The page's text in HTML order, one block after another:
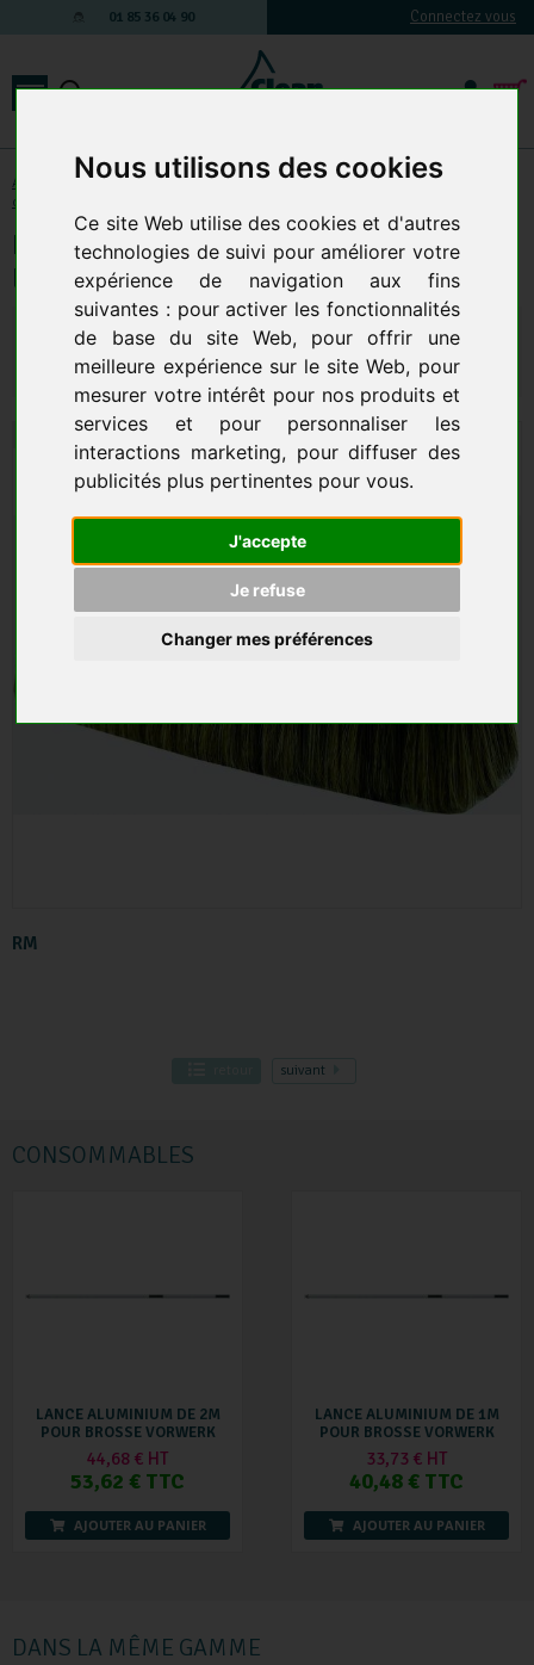
Nous utilisons des cookies
Ce site Web utilise des cookies et d'autres
technologies de suivi pour améliorer votre
expérience de navigation aux fins
suivantes : pour activer les fonctionnalités
de base du site Web, pour offrir une
meilleure expérience sur le site Web, pour
mesurer votre intérêt pour nos produits et
services et pour personnaliser les
interactions marketing, pour diffuser des
publicités plus pertinentes pour vous.
J'accepte
Je refuse
Changer mes préférences
01 85 36 04 90 Connectez vous
Accessoires et Composants- Nettoyeur haute pression : Accessoires &
composants
RM
Brosse De Lavage Poils Sanglier
Ep.60Mm 260X80Mm
:
54,28 € HT 65,14 € TTC
AJOUTER AU PANIER
suivant
CONSOMMABLES
LANCE ALUMINIUM DE 2M
POUR BROSSE VORWERK
44,68 € HT
53,62 € TTC
AJOUTER AU PANIER
LANCE ALUMINIUM DE 1M
POUR BROSSE VORWERK
33,73 € HT
40,48 € TTC
AJOUTER AU PANIER
DANS LA MÊME GAMME